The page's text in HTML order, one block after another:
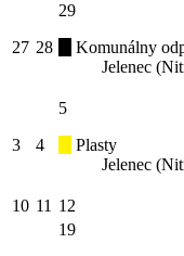
27 28
29
Komunálny
Jelenec
3 4
5
Plasty
Jelenec
10 11 12
19